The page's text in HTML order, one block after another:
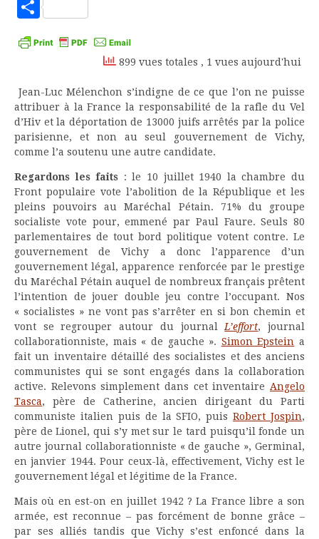
Partager
899 vues totales , 1 vues aujourd'hui
Jean-Luc Mélenchon s’indigne de ce que l’on ne puisse
attribuer à la France la responsabilité de la rafle du Vel
d’Hiv et la déportation de 13000 juifs arrêtés par la police
parisienne, et non au seul gouvernement de Vichy,
comme l’a soutenu une autre candidate.
Regardons les faits : le 10 juillet 1940 la chambre du
Front populaire vote l’abolition de la République et les
pleins pouvoirs au Maréchal Pétain. 71% du groupe
socialiste vote pour, emmené par Paul Faure. Seuls 80
parlementaires de tout bord politique votent contre. Le
gouvernement de Vichy a donc l’apparence d’un
gouvernement légal, apparence renforcée par le prestige
du Maréchal Pétain auquel de nombreux français prêtent
l’intention de jouer double jeu contre l’occupant. Nos
« socialistes » ne vont pas s’arrêter en si bon chemin et
vont se regrouper autour du journal L’effort, journal
collaborationniste, mais « de gauche ». Simon Epstein a
fait un inventaire détaillé des socialistes et des anciens
communistes qui se sont engagés dans la collaboration
active. Relevons simplement dans cet inventaire Angelo
Tasca, père de Catherine, ancien dirigeant du Parti
communiste italien puis de la SFIO, puisRobert Jospin,
père de Lionel, qui s’y met sur le tard puisqu’il fonde un
autre journal collaborationniste « de gauche », Germinal,
en janvier 1944. Pour ceux-là, effectivement, Vichy est le
gouvernement légal et légitime de la France.
Mais où en est-on en juillet 1942 ? La France libre a son
armée, est reconnue – pas forcément de bonne grâce –
par ses alliés tandis que Vichy s’est enfoncé dans la